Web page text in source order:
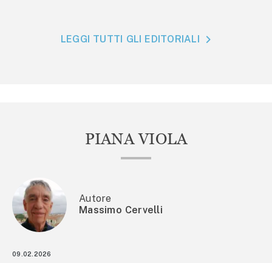
LEGGI TUTTI GLI EDITORIALI
PIANA VIOLA
Autore
Massimo Cervelli
09.02.2026